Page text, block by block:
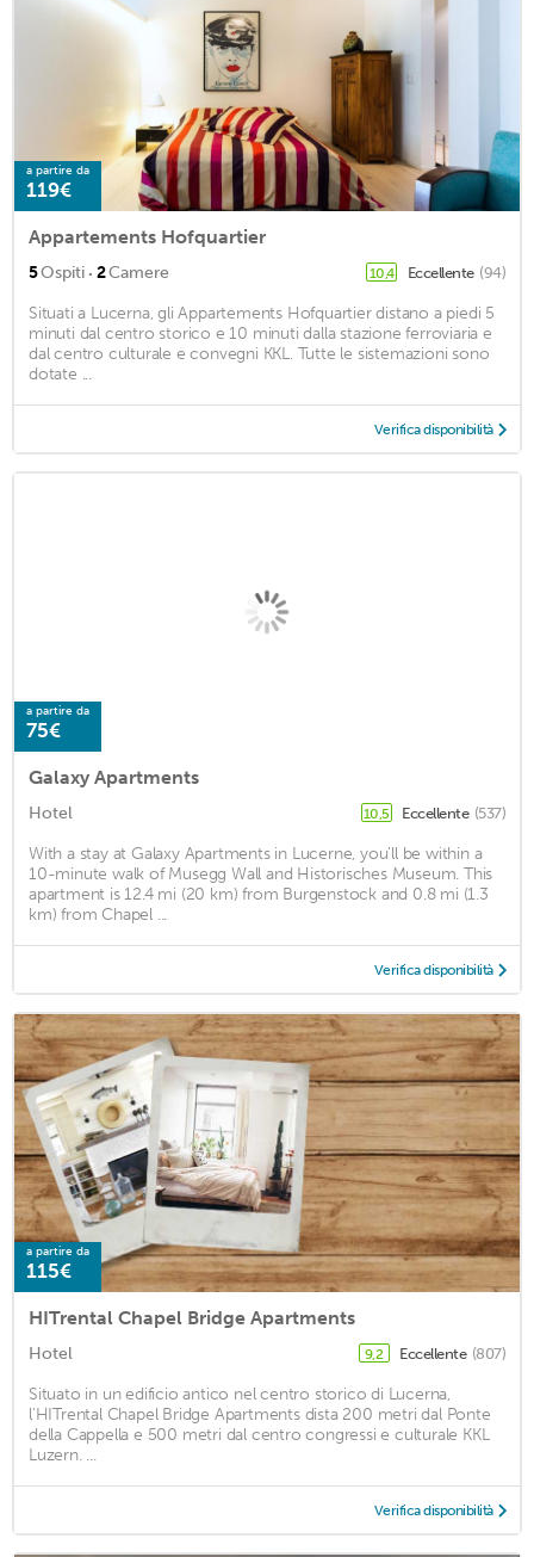
a partire da
119€
Appartements Hofquartier
5Ospiti · 2Camere 10,4 Eccellente (94)
Situati a Lucerna, gli Appartements Hofquartier distano a piedi 5
minuti dal centro storico e 10 minuti dalla stazione ferroviaria e
dal centro culturale e convegni KKL. Tutte le sistemazioni sono
dotate ...
Verifica disponibilità
a partire da
75€
Galaxy Apartments
Hotel 10,5 Eccellente (537)
With a stay at Galaxy Apartments in Lucerne, you'll be within a
10-minute walk of Musegg Wall and Historisches Museum. This
apartment is 12.4 mi (20 km) from Burgenstock and 0.8 mi (1.3
km) from Chapel ...
Verifica disponibilità
a partire da
115€
HITrental Chapel Bridge Apartments
Hotel 9,2 Eccellente (807)
Situato in un edificio antico nel centro storico di Lucerna,
l'HITrental Chapel Bridge Apartments dista 200 metri dal Ponte
della Cappella e 500 metri dal centro congressi e culturale KKL
Luzern. ...
Verifica disponibilità